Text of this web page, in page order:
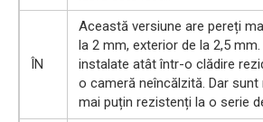
ÎN
Această versiune are pereți
la 2 mm, exterior de la 2,5
instalate atât într-o clădire
o cameră neîncălzită. Dar
mai puțin rezistenți la o serie